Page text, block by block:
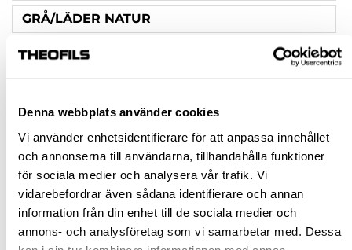
Denna webbplats använder cookies
Vi använder enhetsidentifierare för att anpassa innehållet
och annonserna till användarna, tillhandahålla funktioner
för sociala medier och analysera vår trafik. Vi
vidarebefordrar även sådana identifierare och annan
information från din enhet till de sociala medier och
annons- och analysföretag som vi samarbetar med. Dessa
GRÅ/LÄDER NATUR
GRÅ/LÄDER BRUNT
KROM/LÄDER NATUR
KOPPAR/LÄDER SVART
KOPPAR/LÄDER NATUR
KOPPAR/LÄDER BRUNT